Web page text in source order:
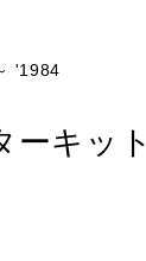
'1984
ーキット